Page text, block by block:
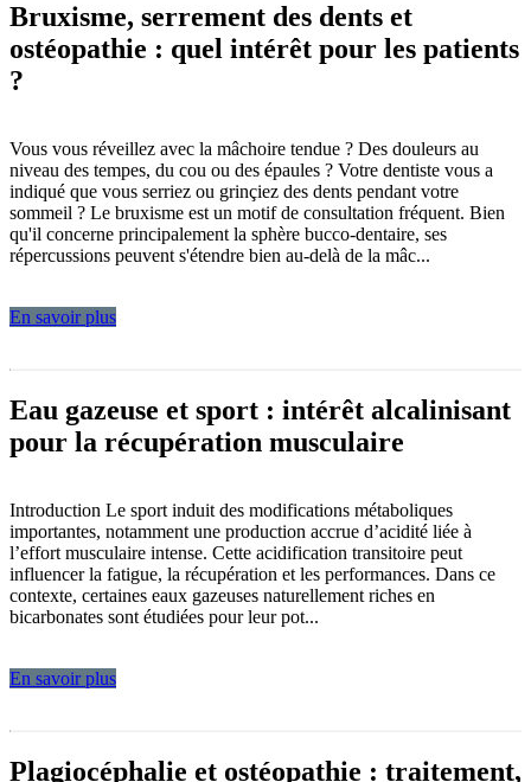
Bruxisme, serrement des dents et
ostéopathie : quel intérêt pour les patients
?
Vous vous réveillez avec la mâchoire tendue ? Des douleurs au
niveau des tempes, du cou ou des épaules ? Votre dentiste vous a
indiqué que vous serriez ou grinçiez des dents pendant votre
sommeil ? Le bruxisme est un motif de consultation fréquent. Bien
qu'il concerne principalement la sphère bucco-dentaire, ses
répercussions peuvent s'étendre bien au-delà de la mâc...
En savoir plus
Eau gazeuse et sport : intérêt alcalinisant
pour la récupération musculaire
Introduction Le sport induit des modifications métaboliques
importantes, notamment une production accrue d’acidité liée à
l’effort musculaire intense. Cette acidification transitoire peut
influencer la fatigue, la récupération et les performances. Dans ce
contexte, certaines eaux gazeuses naturellement riches en
bicarbonates sont étudiées pour leur pot...
En savoir plus
Plagiocéphalie et ostéopathie : traitement,